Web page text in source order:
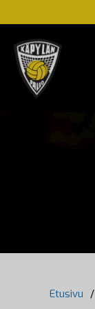
Etusivu /